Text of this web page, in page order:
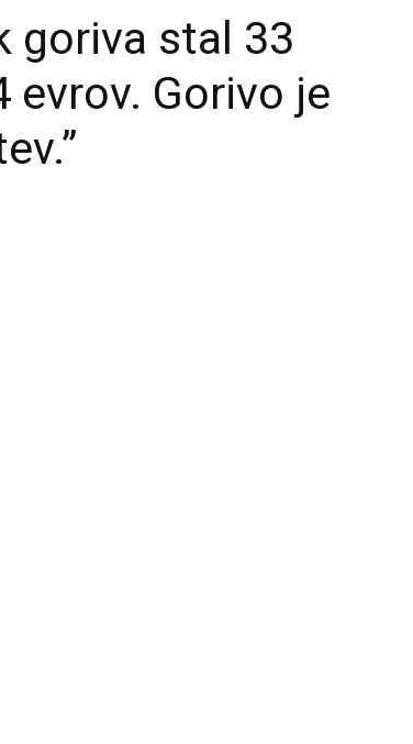
goriva stal 33
evrov. Gorivo je